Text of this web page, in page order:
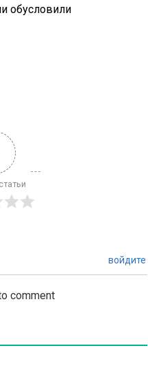
обусловили
войдите
comment